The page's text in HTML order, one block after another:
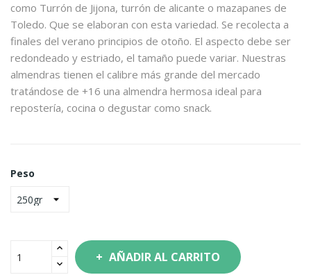
como Turrón de Jijona, turrón de alicante o mazapanes de
Toledo. Que se elaboran con esta variedad. Se recolecta a
finales del verano principios de otoño. El aspecto debe ser
redondeado y estriado, el tamaño puede variar. Nuestras
almendras tienen el calibre más grande del mercado
tratándose de +16 una almendra hermosa ideal para
repostería, cocina o degustar como snack.
Peso
AÑADIR AL CARRITO